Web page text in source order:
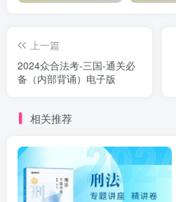
上一篇
2024众合法考-三国-通关必
备（内部背诵）电子版
相关推荐